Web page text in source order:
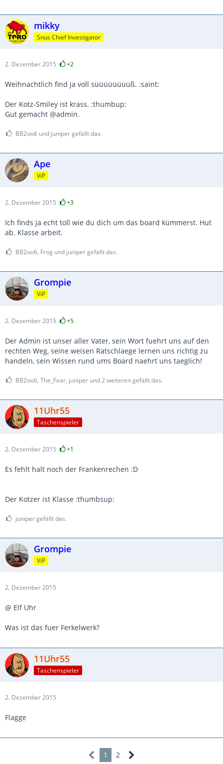
mikky
Snus Chief Investigator
2. Dezember 2015 +2
Weihnachtlich find ja voll süüüüüüüüß. :saint:
Der Kotz-Smiley ist krass. :thumbup:
Gut gemacht @admin.
BB2oo6 und juniper gefällt das.
Ape
ViP
2. Dezember 2015 +3
Ich finds ja echt toll wie du dich um das board kümmerst. Hut
ab. Klasse arbeit.
BB2oo6, Frog und juniper gefällt das.
Grompie
ViP
2. Dezember 2015 +5
Der Admin ist unser aller Vater, sein Wort fuehrt uns auf den
rechten Weg, seine weisen Ratschlaege lernen uns richtig zu
handeln, sein Wissen rund ums Board naehrt uns taeglich!
BB2oo6, The_Fear, juniper und 2 weiteren gefällt das.
11Uhr55
Taschenspieler
2. Dezember 2015 +1
Es fehlt halt noch der Frankenrechen :D
Der Kotzer ist Klasse :thumbsup:
juniper gefällt das.
Grompie
ViP
2. Dezember 2015
@ Elf Uhr
Was ist das fuer Ferkelwerk?
11Uhr55
Taschenspieler
2. Dezember 2015
Flagge
1 2